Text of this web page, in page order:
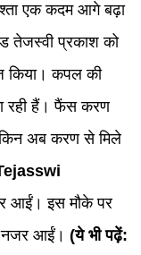
एक कदम आगे बढ़ा
तेजस्वी प्रकाश को
किया। कपल की
रही हैं। फैंस करण
अब करण से मिले
आईं। इस मौके पर
नजर आईं। (ये भी पढ़ें: